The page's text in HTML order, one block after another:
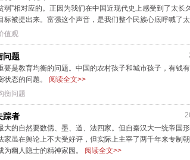
弱”相对应的。正因为我们在中国近现代史上感受到了太
标被提出来。富强这个声音，是我们整个民族心底呼喊了
值观
问题
要是教育均衡的问题。中国的农村孩子和城市孩子，有钱
状态的问题。
阅读全文>>
衡问题
踪者
大的自然要数儒、墨、道、法四家。但自秦汉大一统帝国
家虽在舆论上不大受好评，但实际上主宰了两千年来专制
幽人隐士的精神家园。
阅读全文>>